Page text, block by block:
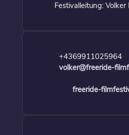
Festivalleitung: Volker
+4369911025964
volker@freeride-
freeride-